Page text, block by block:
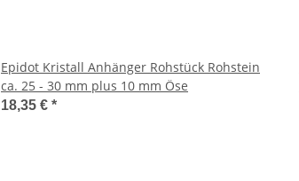
Epidot Kristall Anhänger Rohstück Rohstein
ca. 25 - 30 mm plus 10 mm Öse
18,35 € *